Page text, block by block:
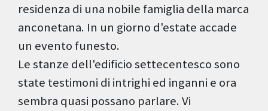
residenza di una nobile famiglia della marca
anconetana. In un giorno d'estate accade
un evento funesto.
Le stanze dell'edificio settecentesco sono
state testimoni di intrighi ed inganni e ora
sembra quasi possano parlare. Vi